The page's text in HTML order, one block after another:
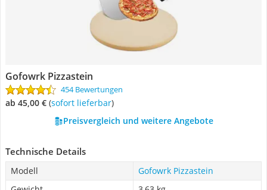
Gofowrk Pizzastein
454 Bewertungen
ab 45,00 € ( Sofort lieferbar)
Preisvergleich und weitere Angebote
Technische Details
Modell
Gofowrk Pizzastein